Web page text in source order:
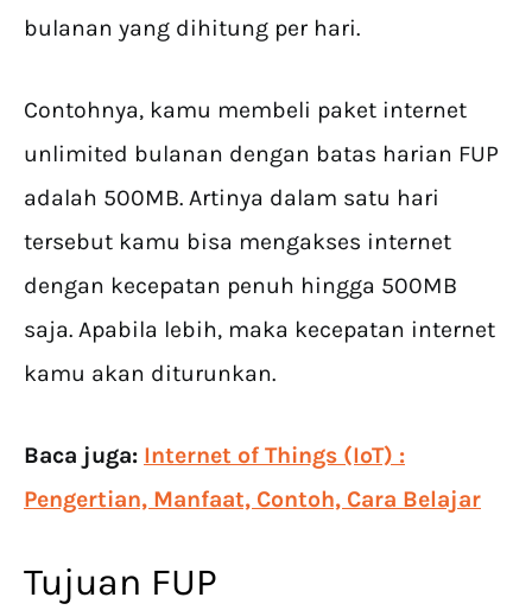
bulanan yang dihitung per hari.
Contohnya, kamu membeli paket internet
unlimited bulanan dengan batas harian FUP
adalah 500MB. Artinya dalam satu hari
tersebut kamu bisa mengakses internet
dengan kecepatan penuh hingga 500MB
saja. Apabila lebih, maka kecepatan internet
kamu akan diturunkan.
Baca juga: Internet of Things (IoT) :
Pengertian, Manfaat, Contoh, Cara Belajar
Tujuan FUP